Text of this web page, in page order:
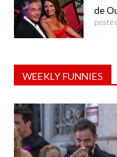
de
WEEKLY FUNNIES